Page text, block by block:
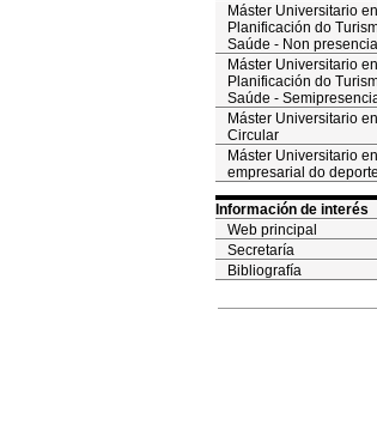
Máster Universitario
Planificación do
Saúde - Non presencial
Máster Universitario
Planificación do
Saúde -
Máster Universitario
Circular
Máster Universitario
empresarial do deporte
Información de interés
Web principal
Secretaría
Bibliografía